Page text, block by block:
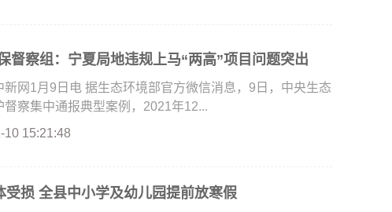
督察组：宁夏局地违规上马“两高”项目问题突出
1月9日电 据生态环境部官方微信消息，9日，中央生态
督察集中通报典型案例，2021年12...
10 15:21:48
损 全县中小学及幼儿园提前放寒假